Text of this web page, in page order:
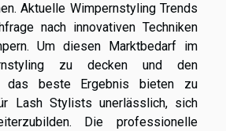
Aktuelle Wimpernstyling Trends
nach innovativen Techniken
Um diesen Marktbedarf im
zu decken und den
das beste Ergebnis bieten zu
Lash Stylists unerlässlich, sich
Die professionelle